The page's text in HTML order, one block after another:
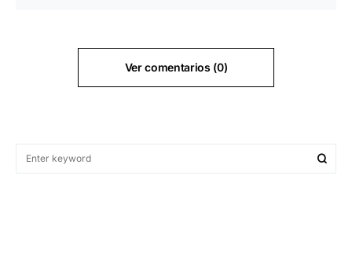
Ver comentarios (0)